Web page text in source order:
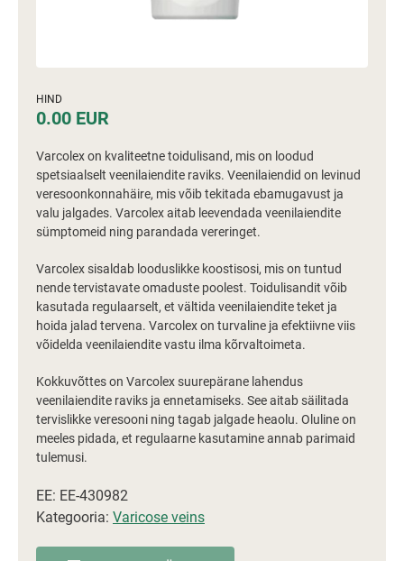
HIND
0.00 EUR
Varcolex on kvaliteetne toidulisand, mis on loodud
spetsiaalselt veenilaiendite raviks. Veenilaiendid on levinud
veresoonkonnahäire, mis võib tekitada ebamugavust ja
valu jalgades. Varcolex aitab leevendada veenilaiendite
sümptomeid ning parandada vereringet.
Varcolex sisaldab looduslikke koostisosi, mis on tuntud
nende tervistavate omaduste poolest. Toidulisandit võib
kasutada regulaarselt, et vältida veenilaiendite teket ja
hoida jalad tervena. Varcolex on turvaline ja efektiivne viis
võidelda veenilaiendite vastu ilma kõrvaltoimeta.
Kokkuvõttes on Varcolex suurepärane lahendus
veenilaiendite raviks ja ennetamiseks. See aitab säilitada
tervislikke veresooni ning tagab jalgade heaolu. Oluline on
meeles pidada, et regulaarne kasutamine annab parimaid
tulemusi.
EE: EE-430982
Kategooria: Varicose veins